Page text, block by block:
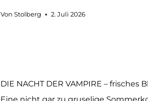
Von Stolberg 2. Juli 2026
DIE NACHT DER VAMPIRE – frisches
Eine nicht gar zu gruselige